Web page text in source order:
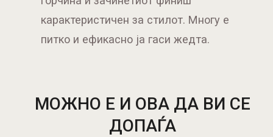
карактеристичен за стилот. Многу е
питко и ефикасно ја гаси жедта.
МОЖНО Е И ОВА ДА ВИ СЕ
ДОПАЃА